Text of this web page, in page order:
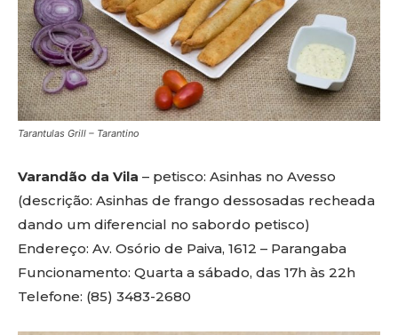
Tarantulas Grill – Tarantino
Varandão da Vila – petisco: Asinhas no Avesso
(descrição: Asinhas de frango dessosadas recheada
dando um diferencial no sabordo petisco)
Endereço: Av. Osório de Paiva, 1612 – Parangaba
Funcionamento: Quarta a sábado, das 17h às 22h
Telefone: (85) 3483-2680